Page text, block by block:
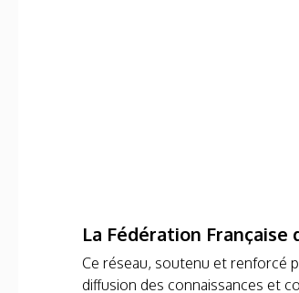
La Fédération Française
Ce réseau, soutenu et renforcé
diffusion des connaissances et